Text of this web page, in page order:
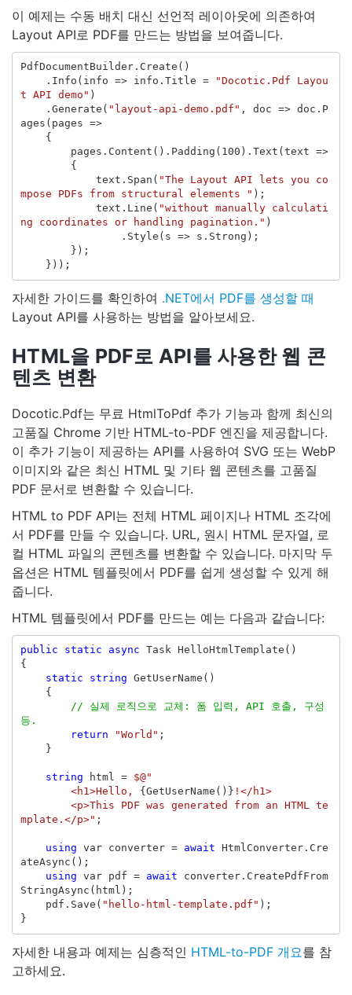
이 예제는 수동 배치 대신 선언적 레이아웃에 의존하여
Layout API로 PDF를 만드는 방법을 보여줍니다.
PdfDocumentBuilder. Create ()
. Info ( info => info . Title =
"Docotic.Pdf Layou
t API demo" )
. Generate ( "layout-api-demo.pdf" , doc => doc . P
ages ( pages =>
{
pages . Content (). Padding ( 100 ). Text ( text =>
{
text . Span ( "The Layout API lets you co
mpose PDFs from structural elements " );
text . Line ( "without manually calculati
ng coordinates or handling pagination." )
. Style ( s => s . Strong );
});
}));
자세한 가이드를 확인하여 .NET에서 PDF를 생성할 때
Layout API를 사용하는 방법을 알아보세요.
HTML을 PDF로 API를 사용한 웹 콘
텐츠 변환
Docotic.Pdf는 무료 HtmlToPdf 추가 기능과 함께 최신의
고품질 Chrome 기반 HTML-to-PDF 엔진을 제공합니다.
이 추가 기능이 제공하는 API를 사용하여 SVG 또는 WebP
이미지와 같은 최신 HTML 및 기타 웹 콘텐츠를 고품질
PDF 문서로 변환할 수 있습니다.
HTML to PDF API는 전체 HTML 페이지나 HTML 조각에
서 PDF를 만들 수 있습니다. URL, 원시 HTML 문자열, 로
컬 HTML 파일의 콘텐츠를 변환할 수 있습니다. 마지막 두
옵션은 HTML 템플릿에서 PDF를 쉽게 생성할 수 있게 해
줍니다.
HTML 템플릿에서 PDF를 만드는 예는 다음과 같습니다:
public static async Task HelloHtmlTemplate ()
{
static
string GetUserName ()
{
// 실제 로직으로 교체: 폼 입력, API 호출, 구성
등.
return
"World" ;
}
string html =
$@"
        <h1>Hello,
{ GetUserName ()} !</h1>
mplate.</p>" ;
using var converter = await HtmlConverter. Cre
ateAsync ();
using var pdf = await converter. CreatePdfFrom
StringAsync ( html );
pdf . Save ( "hello-html-template.pdf" );
}
자세한 내용과 예제는 심층적인 HTML-to-PDF 개요를 참
고하세요.